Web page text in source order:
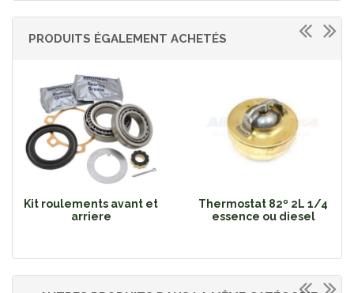
PRODUITS ÉGALEMENT ACHETÉS
Kit roulements avant et
arriere
Thermostat 82º 2L 1/4
essence ou diesel